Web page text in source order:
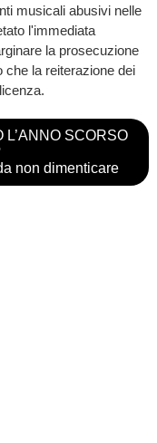
musicali abusivi nelle
l'immediata
la prosecuzione
la reiterazione dei
SCORSO
non dimenticare